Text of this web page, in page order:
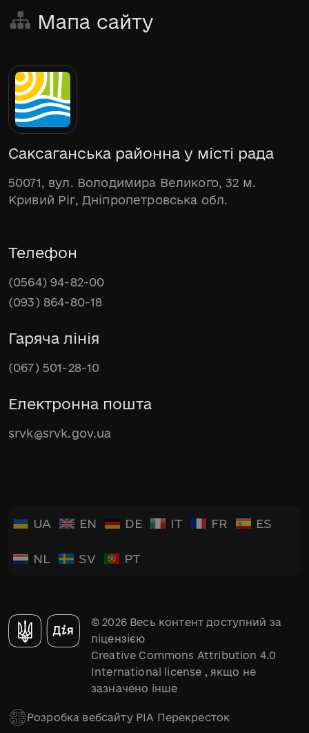
Мапа сайту
Саксаганська районна у місті рада
50071, вул. Володимира Великого, 32 м.
Кривий Ріг, Дніпропетровська обл.
Телефон
(0564) 94-82-00
(093) 864-80-18
Гаряча лінія
(067) 501-28-10
Електронна пошта
srvk@srvk.gov.ua
UA EN DE IT FR ES
NL SV PT
© 2026 Весь контент доступний за
ліцензією
Creative Commons Attribution 4.0
International license , якщо не
зазначено інше
Розробка вебсайту РІА Перекресток